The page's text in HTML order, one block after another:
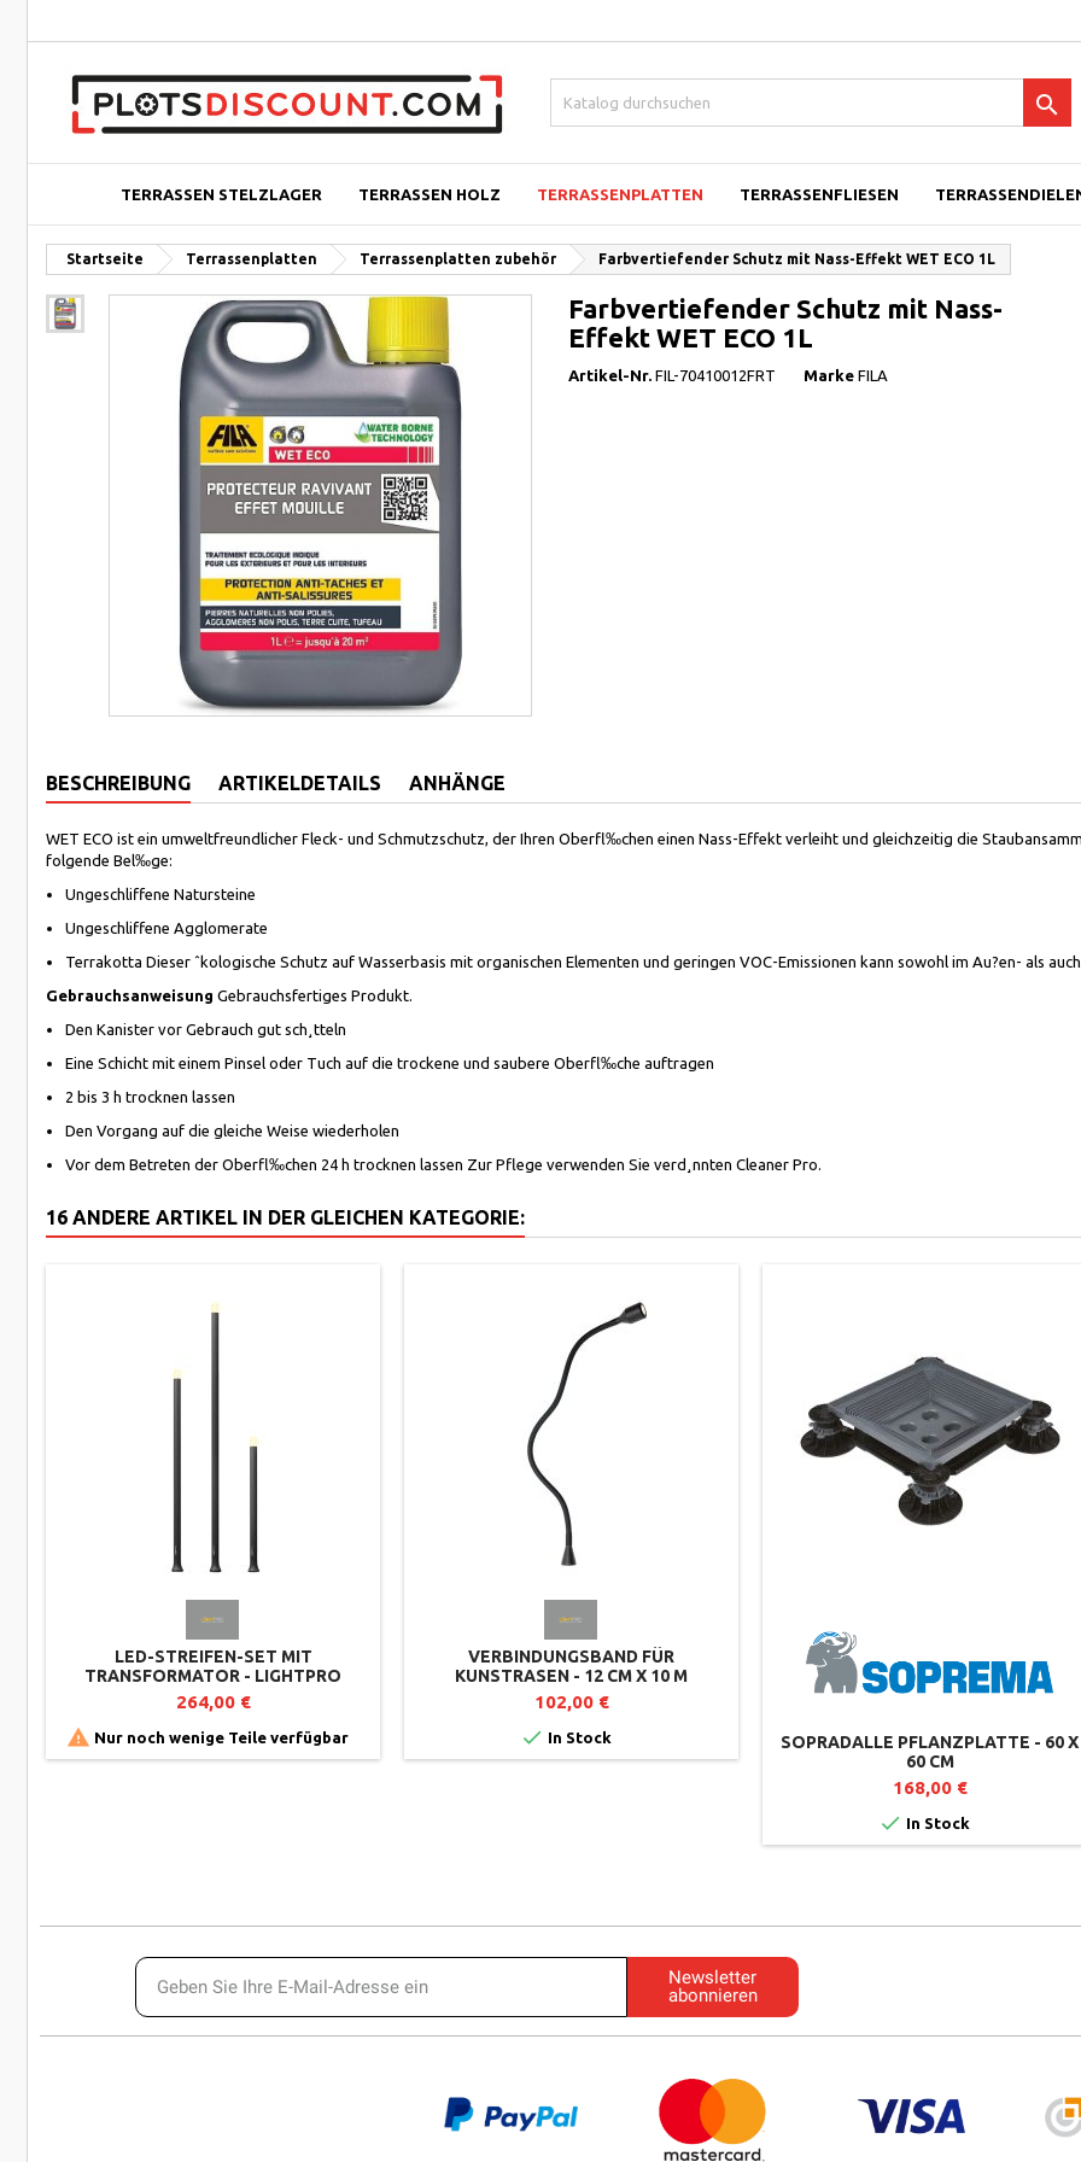

TERRASSEN STELZLAGER TERRASSEN HOLZ TERRASSENPLATTEN TERRASSENFLIESEN
Startseite Terrassenplatten Terrassenplatten zubehör Farbvertiefender Schutz mit Nass-Effekt WET ECO 1L
Farbvertiefender Schutz mit Nass-
Effekt WET ECO 1L
Artikel-Nr. FIL-70410012FRT Marke FILA
BESCHREIBUNG ARTIKELDETAILS ANHÄNGE
WET ECO ist ein umweltfreundlicher Fleck- und Schmutzschutz, der Ihren Oberfl‰chen einen Nass-Effekt verleiht und gleichzeitig die
folgende Bel‰ge:
Ungeschliffene Natursteine
Ungeschliffene Agglomerate
Terrakotta Dieser ˆkologische Schutz auf Wasserbasis mit organischen Elementen und geringen VOC-Emissionen kann sowohl im Au?en- als
Gebrauchsanweisung Gebrauchsfertiges Produkt.
Den Kanister vor Gebrauch gut sch¸tteln
Eine Schicht mit einem Pinsel oder Tuch auf die trockene und saubere Oberfl‰che auftragen
2 bis 3 h trocknen lassen
Den Vorgang auf die gleiche Weise wiederholen
Vor dem Betreten der Oberfl‰chen 24 h trocknen lassen Zur Pflege verwenden Sie verd¸nnten Cleaner Pro.
16 ANDERE ARTIKEL IN DER GLEICHEN KATEGORIE:
LED-STREIFEN-SET MIT
TRANSFORMATOR - LIGHTPRO
264,00 €
 Nur noch wenige Teile verfügbar
VERBINDUNGSBAND FÜR
KUNSTRASEN - 12 CM X 10 M
102,00 €
 In Stock
SOPRADALLE PFLANZPLATTE - 60 X
60 CM
168,00 €
 In Stock
Newsletter
abonnieren